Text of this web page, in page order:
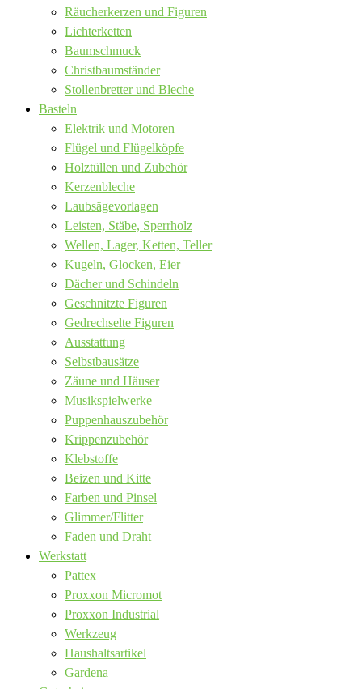
Räucherkerzen und Figuren
Lichterketten
Baumschmuck
Christbaumständer
Stollenbretter und Bleche
Basteln
Elektrik und Motoren
Flügel und Flügelköpfe
Holztüllen und Zubehör
Kerzenbleche
Laubsägevorlagen
Leisten, Stäbe, Sperrholz
Wellen, Lager, Ketten, Teller
Kugeln, Glocken, Eier
Dächer und Schindeln
Geschnitzte Figuren
Gedrechselte Figuren
Ausstattung
Selbstbausätze
Zäune und Häuser
Musikspielwerke
Puppenhauszubehör
Krippenzubehör
Klebstoffe
Beizen und Kitte
Farben und Pinsel
Glimmer/Flitter
Faden und Draht
Werkstatt
Pattex
Proxxon Micromot
Proxxon Industrial
Werkzeug
Haushaltsartikel
Gardena